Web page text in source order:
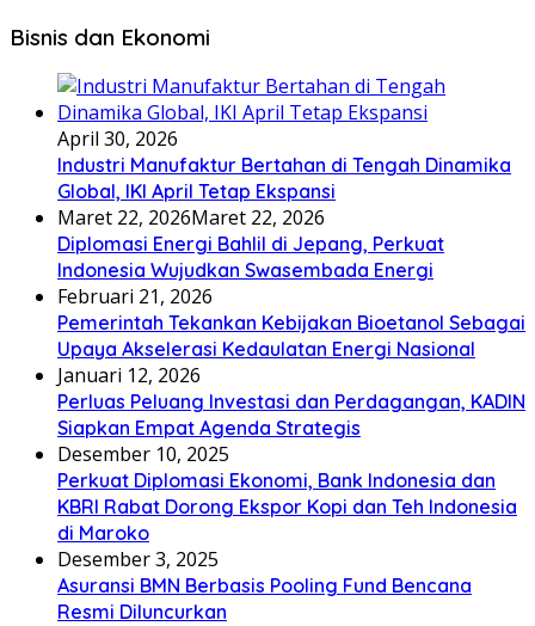
Bisnis dan Ekonomi
April 30, 2026
Industri Manufaktur Bertahan di Tengah Dinamika
Global, IKI April Tetap Ekspansi
Maret 22, 2026Maret 22, 2026
Diplomasi Energi Bahlil di Jepang, Perkuat
Indonesia Wujudkan Swasembada Energi
Februari 21, 2026
Pemerintah Tekankan Kebijakan Bioetanol Sebagai
Upaya Akselerasi Kedaulatan Energi Nasional
Januari 12, 2026
Perluas Peluang Investasi dan Perdagangan, KADIN
Siapkan Empat Agenda Strategis
Desember 10, 2025
Perkuat Diplomasi Ekonomi, Bank Indonesia dan
KBRI Rabat Dorong Ekspor Kopi dan Teh Indonesia
di Maroko
Desember 3, 2025
Asuransi BMN Berbasis Pooling Fund Bencana
Resmi Diluncurkan